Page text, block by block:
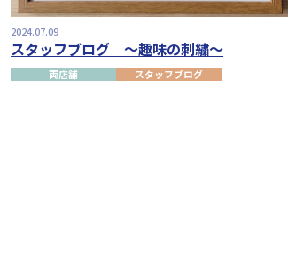
2024.07.09
スタッフブログ ～趣味の刺繍～
両店舗 スタッフブログ